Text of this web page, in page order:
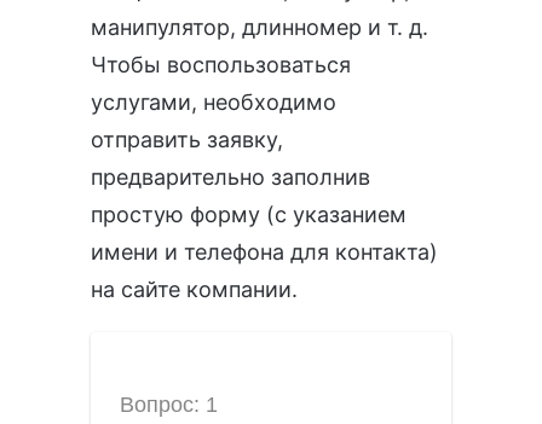
манипулятор, длинномер и т. д.
Чтобы воспользоваться
услугами, необходимо
отправить заявку,
предварительно заполнив
простую форму (с указанием
имени и телефона для контакта)
на сайте компании.